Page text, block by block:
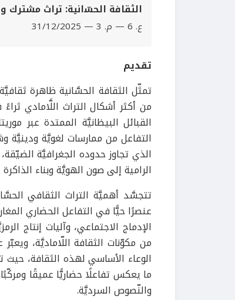
اﻟﺜﻘﺎﻓﺔ اﻟﺤﺴّاﻧﻴﺔ: ﺗﺮاث ﻣﺸﺘﺮك
ع. 6 — م. 3 — 31/12/2025
تقديم
تمثّل الثقافة الحسَّانية ظاهرة
من أكثر أشكال التراث اللَّامادي
القبائل البيظانيَّة الممتدة عبر
التفاعل من ممارسات لغويَّة ودينيَّة
الذي تجاوز حدوده الجغرافيَّة
الرامية إلى صون الهويَّة وبناء
تتجسَّد أهميَّة التراث الثقافي
عنصرًا حيًّا في التفاعل الحضاري
الإدماج الاجتماعي، وآليات إنتاج
من مكوّنات الثقافة اللّاماديَّة،
الوعاء الأساسي لهذه الثقافة،
ما يعكس تفاعلًا حضاريًّا عميقًا
والنّصوص السرديَّة.